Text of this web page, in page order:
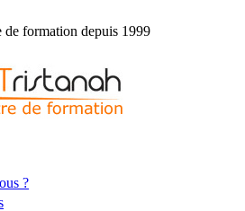
de formation depuis 1999
?